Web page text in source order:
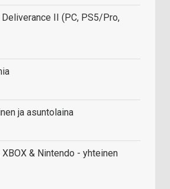
Deliverance II (PC, PS5/Pro,
ja asuntolaina
XBOX & Nintendo - yhteinen